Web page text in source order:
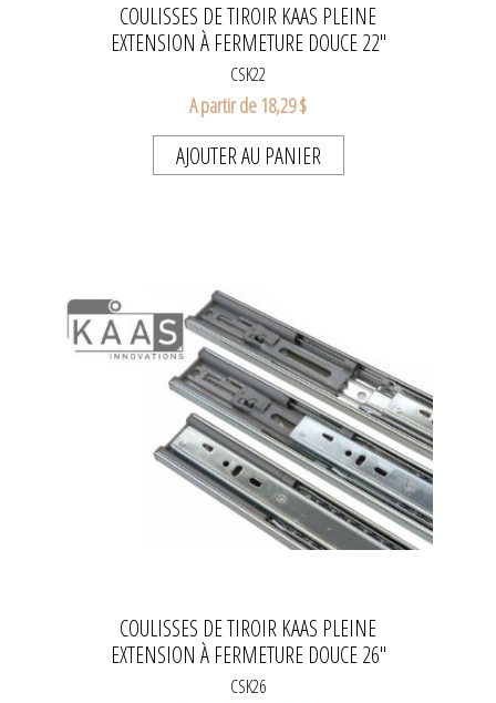
COULISSES DE TIROIR KAAS PLEINE
EXTENSION À FERMETURE DOUCE 22"
CSK22
A partir de 18,29 $
AJOUTER AU PANIER
COULISSES DE TIROIR KAAS PLEINE
EXTENSION À FERMETURE DOUCE 26"
CSK26